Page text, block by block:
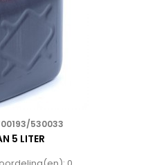
530033
5 LITER